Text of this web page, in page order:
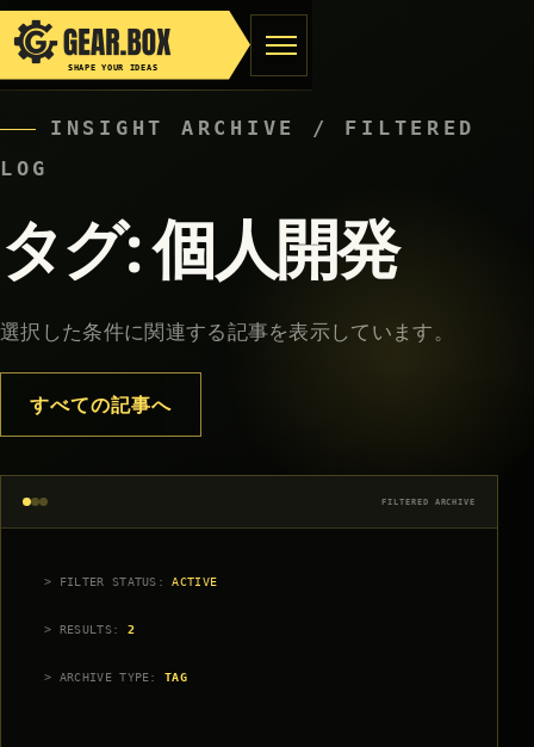
SHAPE YOUR IDEAS
ホーム/ タグ: 個人開発
INSIGHT ARCHIVE / FILTERED
LOG
タグ:個人開発
選択した条件に関連する記事を表示しています。
すべての記事へ
FILTERED ARCHIVE
> FILTER STATUS:ACTIVE
> RESULTS: 2
> ARCHIVE TYPE:TAG